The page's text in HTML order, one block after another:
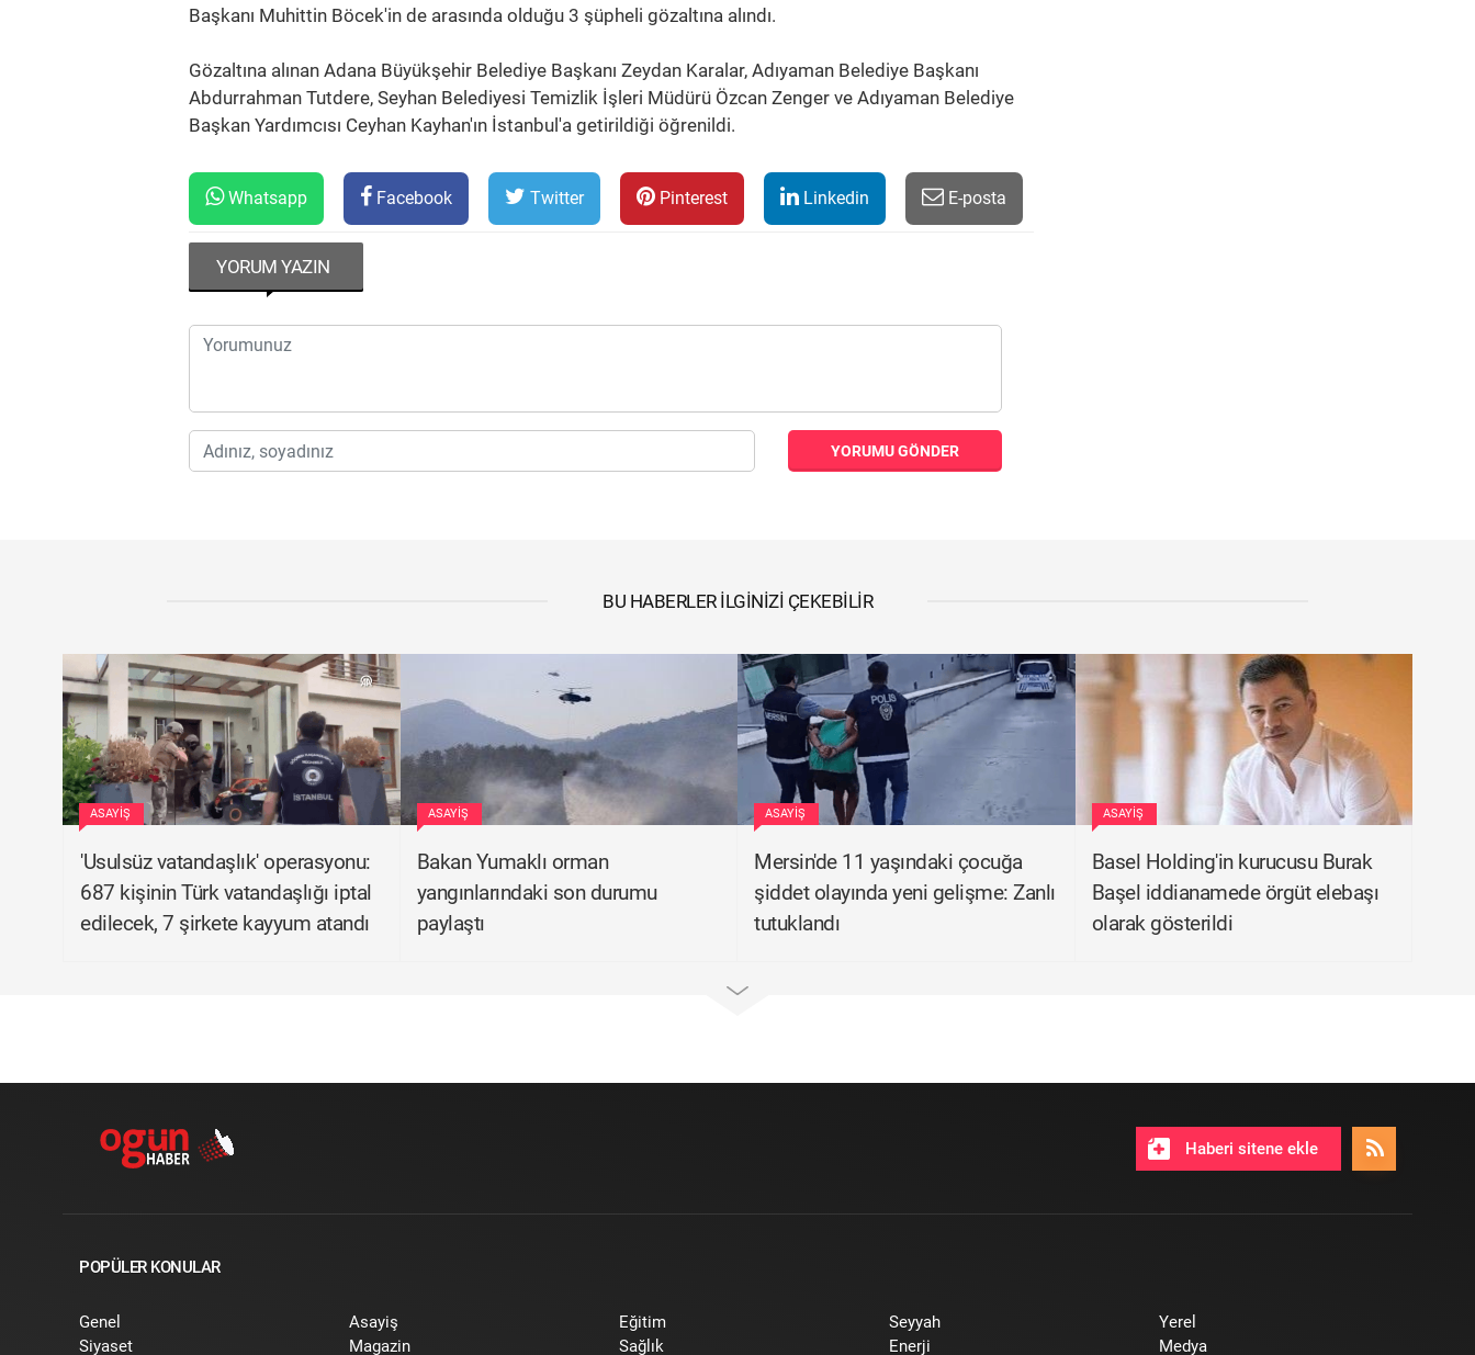
Başkanı Muhittin Böcek'in de arasında olduğu 3 şüpheli gözaltına alındı.
Gözaltına alınan Adana Büyükşehir Belediye Başkanı Zeydan Karalar, Adıyaman Belediye Başkanı
Abdurrahman Tutdere, Seyhan Belediyesi Temizlik İşleri Müdürü Özcan Zenger ve Adıyaman Belediye
Başkan Yardımcısı Ceyhan Kayhan'ın İstanbul'a getirildiği öğrenildi.
Whatsapp Facebook Twitter Pinterest Linkedin E-posta
YORUM YAZIN
YORUMU GÖNDER
BU HABERLER İLGINIZI ÇEKEBILIR
ASAYIŞ
'Usulsüz vatandaşlık' operasyonu:
687 kişinin Türk vatandaşlığı iptal
edilecek, 7 şirkete kayyum atandı
ASAYIŞ
Bakan Yumaklı orman
yangınlarındaki son durumu
paylaştı
ASAYIŞ
Mersin'de 11 yaşındaki çocuğa
şiddet olayında yeni gelişme: Zanlı
tutuklandı
ASAYIŞ
Basel Holding'in kurucusu Burak
Başel iddianamede örgüt elebaşı
olarak gösterildi
Haberi sitene ekle
POPÜLER KONULAR
Genel
Siyaset
Asayiş
Magazin
Eğitim
Sağlık
Seyyah
Enerji
Yerel
Medya